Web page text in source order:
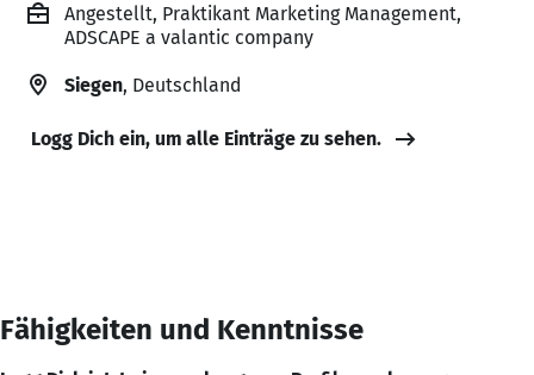
Angestellt, Praktikant Marketing Management,
ADSCAPE a valantic company
Siegen, Deutschland
Logg Dich ein, um alle Einträge zu sehen.
Fähigkeiten und Kenntnisse